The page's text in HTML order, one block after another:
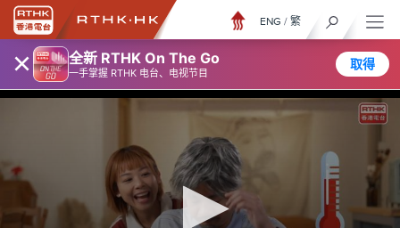
× 全新 RTHK On The Go
一手掌握 RTHK 电台、电视节目
取得
ENG / 繁